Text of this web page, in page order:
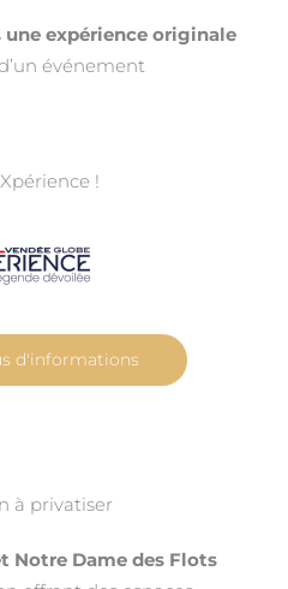
une expérience originale
événement
!
d'informations
à privatiser
Notre Dame des Flots